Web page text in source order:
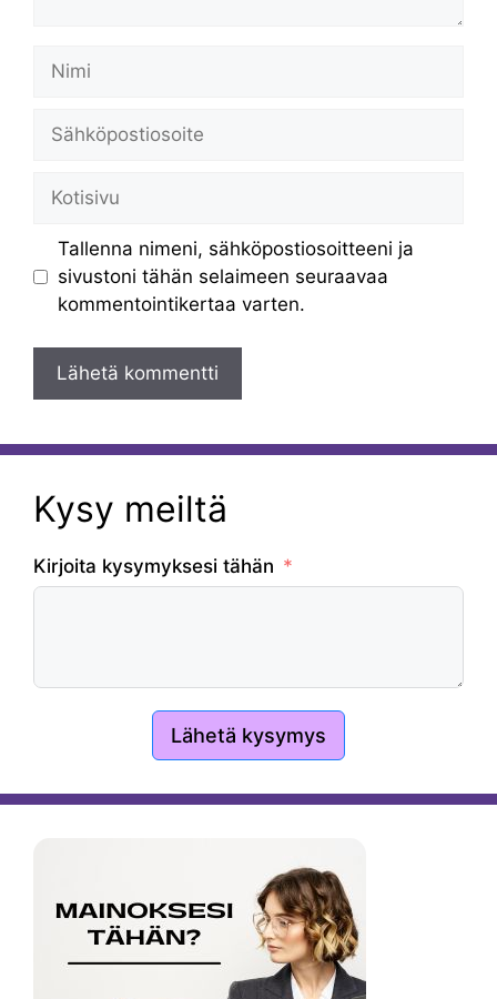
Nimi
Sähköpostiosoite
Kotisivu
Tallenna nimeni, sähköpostiosoitteeni ja
sivustoni tähän selaimeen seuraavaa
kommentointikertaa varten.
Kysy meiltä
Kirjoita kysymyksesi tähän
Lähetä kysymys